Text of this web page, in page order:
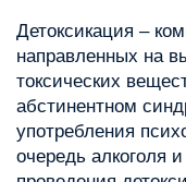
Детоксикация –
направленных на
токсических
абстинентном
употребления
очередь алкоголя